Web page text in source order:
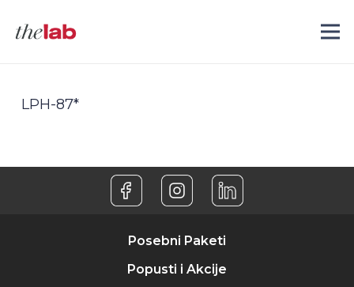
LPH-87*
Posebni Paketi
Popusti i Akcije